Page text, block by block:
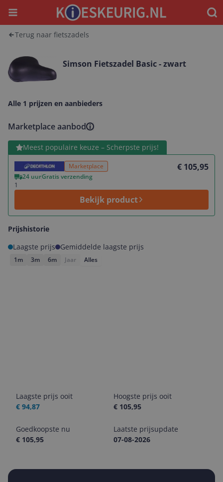
Menu
Terug naar fietszadels
Simson Fietszadel Basic - zwart
Alle 1 prijzen en aanbieders
Marketplace aanbod
Meest populaire keuze – Scherpste prijs!
Marketplace € 105,95
24 uurGratis verzending
1
Bekijk product
Bekijk product
Prijshistorie
Laagste prijs
Gemiddelde laagste prijs
1m 3m 6m Jaar Alles
Laagste prijs ooit
€ 94,87
Hoogste prijs ooit
€ 105,95
Goedkoopste nu
€ 105,95
Laatste prijsupdate
07-08-2026